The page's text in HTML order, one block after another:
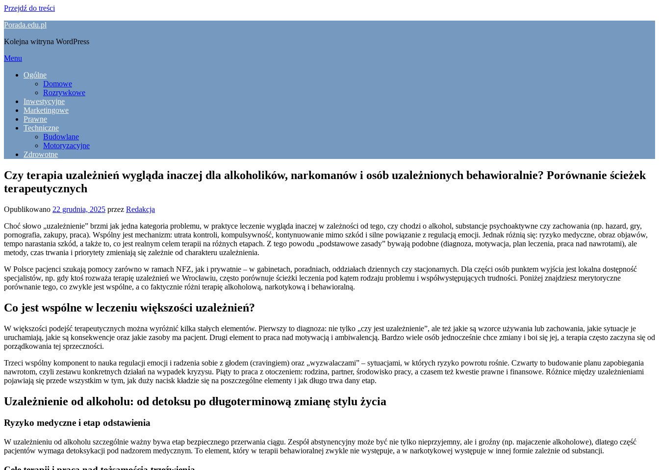
Przejdź do treści
Porada.edu.pl
Kolejna witryna WordPress
Menu
Ogólne
Domowe
Rozrywkowe
Inwestycyjne
Marketingowe
Prawne
Techniczne
Budowlane
Motoryzacyjne
Zdrowotne
Czy terapia uzależnień wygląda inaczej dla alkoholików, narkomanów i osób uzależnionych behawioralnie? Porównanie ścieżek
terapeutycznych
Opublikowano 22 grudnia, 2025 przez Redakcja
Choć słowo „uzależnienie” brzmi jak jedna kategoria problemu, w praktyce leczenie wygląda inaczej w zależności od tego, czy chodzi o alkohol, substancje psychoaktywne czy zachowania (np. hazard, gry,
pornografia, zakupy, praca). Wspólny jest mechanizm: utrata kontroli, kompulsywność, kontynuowanie mimo szkód i silne powiązanie z regulacją emocji. Jednak różnią się: ryzyko medyczne, obraz objawów,
tempo narastania szkód, a także to, co jest realnym celem terapii na różnych etapach. Z tego powodu „podstawowe zasady” bywają podobne (diagnoza, motywacja, plan leczenia, praca nad nawrotami), ale
metody, czas trwania i priorytety zmieniają się zależnie od charakteru uzależnienia.
W Polsce pacjenci szukają pomocy zarówno w ramach NFZ, jak i prywatnie – w gabinetach, poradniach, oddziałach dziennych czy stacjonarnych. Dla części osób punktem wyjścia jest lokalna dostępność
specjalistów, np. gdy ktoś rozważa terapię uzależnień we Wrocławiu, często porównuje ścieżki leczenia pod kątem rodzaju problemu i współwystępujących trudności. Poniżej znajdziesz merytoryczne
porównanie tego, co zwykle jest wspólne, a co faktycznie różni terapię alkoholową, narkotykową i behawioralną.
Co jest wspólne w leczeniu większości uzależnień?
W większości podejść terapeutycznych można wyróżnić kilka stałych elementów. Pierwszy to diagnoza: nie tylko „czy jest uzależnienie”, ale też jakie są wzorce używania lub zachowania, jakie sytuacje je
uruchamiają, jakie są konsekwencje oraz jakie zasoby ma pacjent. Drugi element to praca nad motywacją i ambiwalencją. Bardzo wiele osób jednocześnie chce zmiany i boi się jej, a terapia często zaczyna się od
porządkowania tej sprzeczności.
Trzeci wspólny komponent to nauka regulacji emocji i radzenia sobie z głodem (cravingiem) oraz „wyzwalaczami” – sytuacjami, w których ryzyko powrotu rośnie. Czwarty to budowanie planu zapobiegania
nawrotom, czyli zestawu konkretnych działań na wypadek kryzysu. Piąty to praca z otoczeniem: rodzina, partner, środowisko pracy, a czasem też kwestie prawne i finansowe. Różnice między uzależnieniami
pojawiają się przede wszystkim w tym, jak duży nacisk kładzie się na poszczególne elementy i jak długo trwa dany etap.
Uzależnienie od alkoholu: od detoksu po długoterminową zmianę stylu życia
Ryzyko medyczne i etap odstawienia
W uzależnieniu od alkoholu szczególnie ważny bywa etap bezpiecznego przerwania ciągu. Zespół abstynencyjny może być nie tylko nieprzyjemny, ale i groźny (np. majaczenie alkoholowe), dlatego część
pacjentów wymaga detoksykacji pod nadzorem medycznym. To element, który w terapii behawioralnej zwykle nie występuje, a w narkotykowej występuje w innej formie zależnie od substancji.